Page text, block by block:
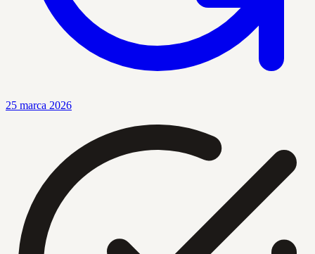
25 marca 2026